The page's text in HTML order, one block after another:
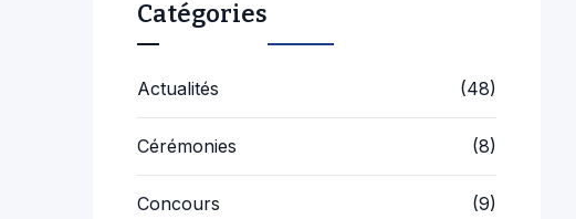
Catégories
Actualités (48)
Cérémonies (8)
Concours (9)